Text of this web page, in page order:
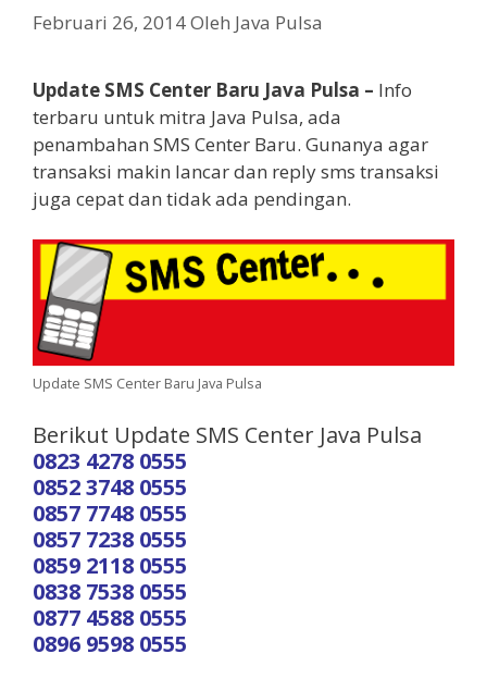
Februari 26, 2014Oleh Java Pulsa
Update SMS Center Baru Java Pulsa – Info
terbaru untuk mitra Java Pulsa, ada
penambahan SMS Center Baru. Gunanya agar
transaksi makin lancar dan reply sms transaksi
juga cepat dan tidak ada pendingan.
Update SMS Center Baru Java Pulsa
Berikut Update SMS Center Java Pulsa
0823 4278 0555
0852 3748 0555
0857 7748 0555
0857 7238 0555
0859 2118 0555
0838 7538 0555
0877 4588 0555
0896 9598 0555